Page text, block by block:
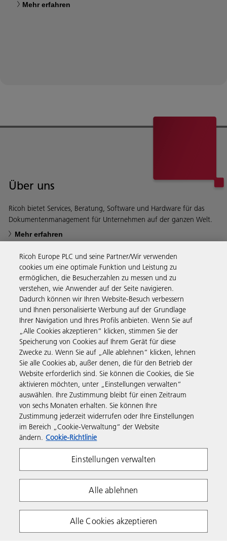
Mehr erfahren
Über uns
Ricoh bietet Services, Beratung, Software und Hardware für das
Dokumentenmanagement für Unternehmen auf der ganzen Welt.
Mehr erfahren
Business Solutions
Produkte & Services
Support & Kontakt
Informationen
Folgen Sie uns
Impressum
Datenschutzhinweis
Nutzungsbedingungen
Copyright 2026 Ricoh. Alle Rechte vorbehalten.
Ricoh Europe PLC und seine Partner/Wir verwenden
cookies um eine optimale Funktion und Leistung zu
ermöglichen, die Besucherzahlen zu messen und zu
verstehen, wie Anwender auf der Seite navigieren.
Dadurch können wir Ihren Website-Besuch verbessern
und Ihnen personalisierte Werbung auf der Grundlage
Ihrer Navigation und Ihres Profils anbieten. Wenn Sie auf
„Alle Cookies akzeptieren“ klicken, stimmen Sie der
Speicherung von Cookies auf Ihrem Gerät für diese
Zwecke zu. Wenn Sie auf „Alle ablehnen“ klicken, lehnen
Sie alle Cookies ab, außer denen, die für den Betrieb der
Website erforderlich sind. Sie können die Cookies, die Sie
aktivieren möchten, unter „Einstellungen verwalten“
auswählen. Ihre Zustimmung bleibt für einen Zeitraum
von sechs Monaten erhalten. Sie können Ihre
Zustimmung jederzeit widerrufen oder Ihre Einstellungen
im Bereich „Cookie-Verwaltung“ der Website
ändern. Cookie-Richtlinie
Einstellungen verwalten
Alle ablehnen
Alle Cookies akzeptieren